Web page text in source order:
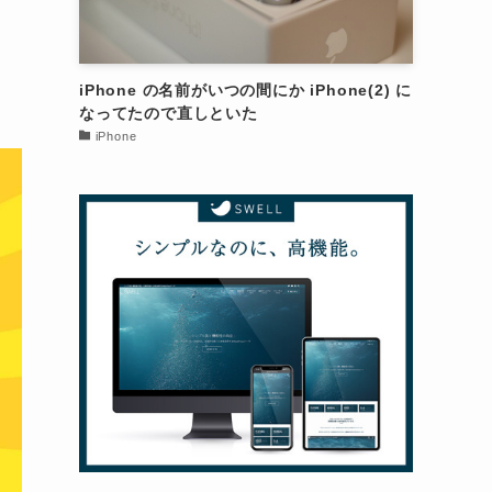
iPhone の名前がいつの間にか iPhone(2) に
なってたので直しといた
iPhone